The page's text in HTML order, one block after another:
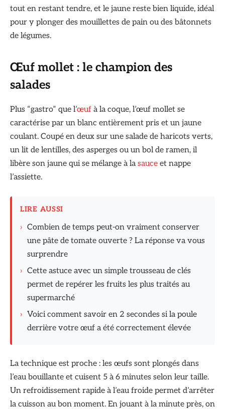
tout en restant tendre, et le jaune reste bien liquide, idéal
pour y plonger des mouillettes de pain ou des bâtonnets
de légumes.
Œuf mollet : le champion des
salades
Plus “gastro” que l’œuf à la coque, l’œuf mollet se
caractérise par un blanc entièrement pris et un jaune
coulant. Coupé en deux sur une salade de haricots verts,
un lit de lentilles, des asperges ou un bol de ramen, il
libère son jaune qui se mélange à la sauce et nappe
l’assiette.
LIRE AUSSI
› Combien de temps peut-on vraiment conserver
une pâte de tomate ouverte ? La réponse va vous
surprendre
› Cette astuce avec un simple trousseau de clés
permet de repérer les fruits les plus traités au
supermarché
› Voici comment savoir en 2 secondes si la poule
derrière votre œuf a été correctement élevée
La technique est proche : les œufs sont plongés dans
l’eau bouillante et cuisent 5 à 6 minutes selon leur taille.
Un refroidissement rapide à l’eau froide permet d’arrêter
la cuisson au bon moment. En jouant à la minute près, on